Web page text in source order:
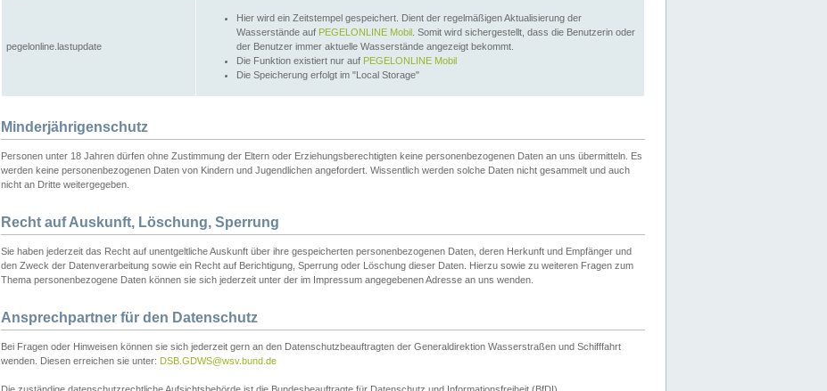
pegelonline.lastupdate
Hier wird ein Zeitstempel gespeichert. Dient der regelmäßigen Aktualisierung der
Wasserstände auf PEGELONLINE Mobil . Somit wird sichergestellt, dass die Benutzerin oder
der Benutzer immer aktuelle Wasserstände angezeigt bekommt.
Die Funktion existiert nur auf PEGELONLINE Mobil
Die Speicherung erfolgt im "Local Storage"
Minderjährigenschutz
Personen unter 18 Jahren dürfen ohne Zustimmung der Eltern oder Erziehungsberechtigten keine personenbezogenen Daten an uns übermitteln. Es
werden keine personenbezogenen Daten von Kindern und Jugendlichen angefordert. Wissentlich werden solche Daten nicht gesammelt und auch
nicht an Dritte weitergegeben.
Recht auf Auskunft, Löschung, Sperrung
Sie haben jederzeit das Recht auf unentgeltliche Auskunft über ihre gespeicherten personenbezogenen Daten, deren Herkunft und Empfänger und
den Zweck der Datenverarbeitung sowie ein Recht auf Berichtigung, Sperrung oder Löschung dieser Daten. Hierzu sowie zu weiteren Fragen zum
Thema personenbezogene Daten können sie sich jederzeit unter der im Impressum angegebenen Adresse an uns wenden.
Ansprechpartner für den Datenschutz
Bei Fragen oder Hinweisen können sie sich jederzeit gern an den Datenschutzbeauftragten der Generaldirektion Wasserstraßen und Schifffahrt
wenden. Diesen erreichen sie unter: DSB.GDWS@wsv.bund.de